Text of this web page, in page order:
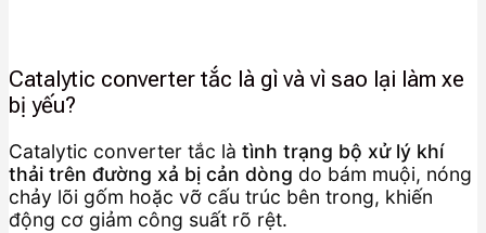
Catalytic converter tắc là gì và vì sao lại làm xe
bị yếu?
Catalytic converter tắc là tình trạng bộ xử lý khí
thải trên đường xả bị cản dòng do bám muội, nóng
chảy lõi gốm hoặc vỡ cấu trúc bên trong, khiến
động cơ giảm công suất rõ rệt.